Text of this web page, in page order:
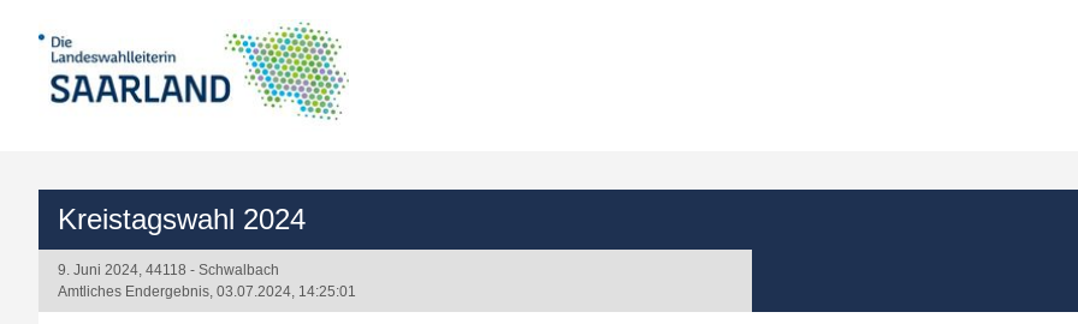
Kreistagswahl 2024
9. Juni 2024, 44118 - Schwalbach
Amtliches Endergebnis, 03.07.2024, 14:25:01